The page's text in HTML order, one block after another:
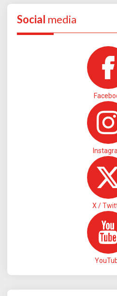
Social media
X /